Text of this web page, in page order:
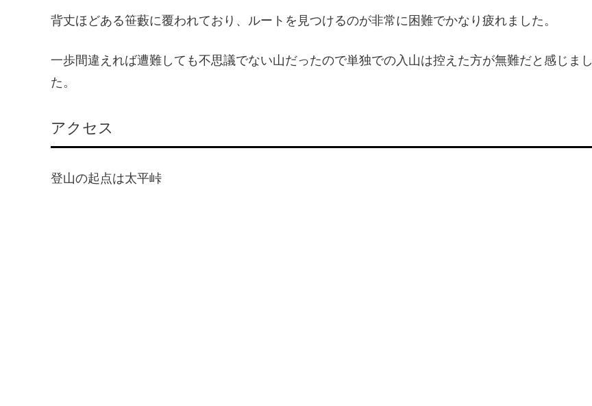
背丈ほどある笹藪に覆われており、ルートを見つけるのが非常に困難でかなり疲れました。
一歩間違えれば遭難しても不思議でない山だったので単独での入山は控えた方が無難だと感じまし
た。
アクセス
登山の起点は太平峠